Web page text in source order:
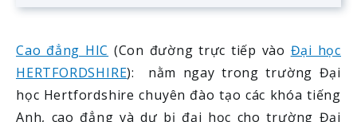
Cao đẳng HIC (Con đường trực tiếp vào Đại học
HERTFORDSHIRE): nằm ngay trong trường Đại
học Hertfordshire chuyên đào tạo các khóa tiếng
Anh, cao đẳng và dự bị đại học cho trường Đại